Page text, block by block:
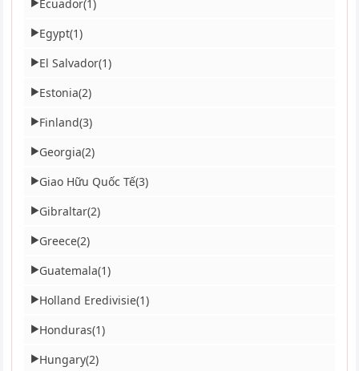
▶Ecuador(1)
▶Egypt(1)
▶El Salvador(1)
▶Estonia(2)
▶Finland(3)
▶Georgia(2)
▶Giao Hữu Quốc Tế(3)
▶Gibraltar(2)
▶Greece(2)
▶Guatemala(1)
▶Holland Eredivisie(1)
▶Honduras(1)
▶Hungary(2)